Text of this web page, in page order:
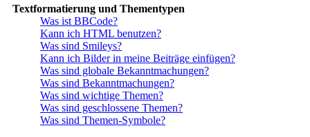
Textformatierung und Thementypen
Was ist BBCode?
Kann ich HTML benutzen?
Was sind Smileys?
Kann ich Bilder in meine Beiträge einfügen?
Was sind globale Bekanntmachungen?
Was sind Bekanntmachungen?
Was sind wichtige Themen?
Was sind geschlossene Themen?
Was sind Themen-Symbole?